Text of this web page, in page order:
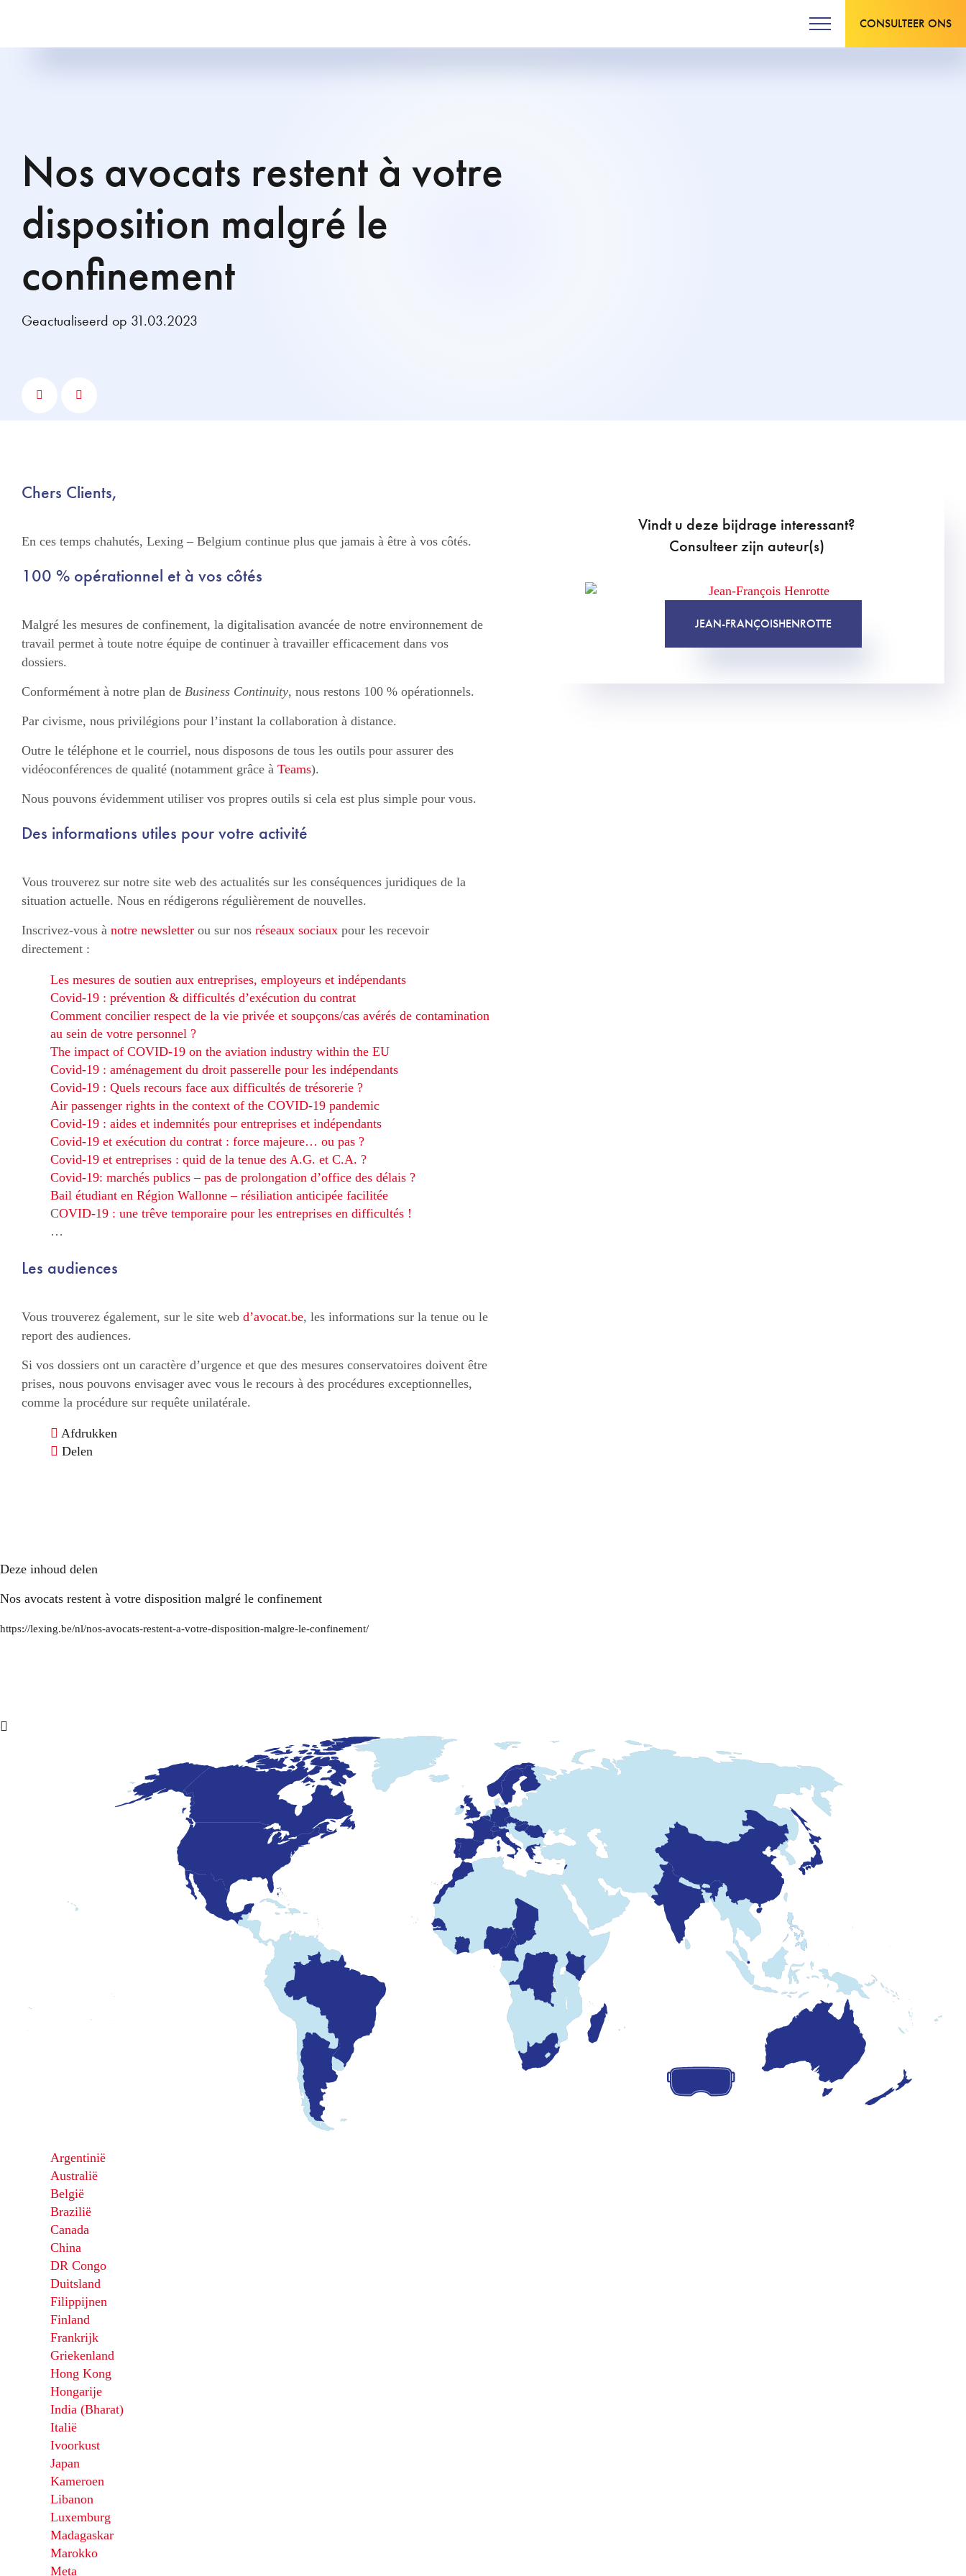
CONSULTEER ONS
Nos avocats restent à votre
disposition malgré le
confinement
Geactualiseerd op 31.03.2023
Chers Clients,
En ces temps chahutés, Lexing – Belgium continue plus que jamais à être à vos côtés.
100 % opérationnel et à vos côtés
Malgré les mesures de confinement, la digitalisation avancée de notre environnement de
travail permet à toute notre équipe de continuer à travailler efficacement dans vos
dossiers.
Conformément à notre plan de Business Continuity, nous restons 100 % opérationnels.
Par civisme, nous privilégions pour l’instant la collaboration à distance.
Outre le téléphone et le courriel, nous disposons de tous les outils pour assurer des
vidéoconférences de qualité (notamment grâce à Teams).
Nous pouvons évidemment utiliser vos propres outils si cela est plus simple pour vous.
Des informations utiles pour votre activité
Vous trouverez sur notre site web des actualités sur les conséquences juridiques de la
situation actuelle. Nous en rédigerons régulièrement de nouvelles.
Inscrivez-vous à notre newsletter ou sur nos réseaux sociaux pour les recevoir
directement :
Les mesures de soutien aux entreprises, employeurs et indépendants
Covid-19 : prévention & difficultés d’exécution du contrat
Comment concilier respect de la vie privée et soupçons/cas avérés de contamination
au sein de votre personnel ?
The impact of COVID-19 on the aviation industry within the EU
Covid-19 : aménagement du droit passerelle pour les indépendants
Covid-19 : Quels recours face aux difficultés de trésorerie ?
Air passenger rights in the context of the COVID-19 pandemic
Covid-19 : aides et indemnités pour entreprises et indépendants
Covid-19 et exécution du contrat : force majeure… ou pas ?
Covid-19 et entreprises : quid de la tenue des A.G. et C.A. ?
Covid-19: marchés publics – pas de prolongation d’office des délais ?
Bail étudiant en Région Wallonne – résiliation anticipée facilitée
COVID-19 : une trêve temporaire pour les entreprises en difficultés !
…
Les audiences
Vous trouverez également, sur le site web d’avocat.be, les informations sur la tenue ou le
report des audiences.
Si vos dossiers ont un caractère d’urgence et que des mesures conservatoires doivent être
prises, nous pouvons envisager avec vous le recours à des procédures exceptionnelles,
comme la procédure sur requête unilatérale.
Afdrukken
Delen
Vindt u deze bijdrage interessant?
Consulteer zijn auteur(s)
JEAN-FRANÇOISHENROTTE
Deze inhoud delen
Nos avocats restent à votre disposition malgré le confinement
https://lexing.be/nl/nos-avocats-restent-a-votre-disposition-malgre-le-confinement/
Argentinië
Australië
België
Brazilië
Canada
China
DR Congo
Duitsland
Filippijnen
Finland
Frankrijk
Griekenland
Hong Kong
Hongarije
India (Bharat)
Italië
Ivoorkust
Japan
Kameroen
Libanon
Luxemburg
Madagaskar
Marokko
Meta